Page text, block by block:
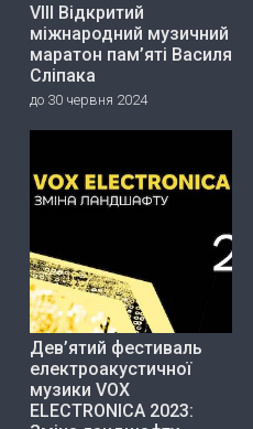
VIII Відкритий
міжнародний музичний
маратон пам’яті Василя
Сліпака
до 30 червня 2024
Дев’ятий фестиваль
електроакустичної
музики VOX
ELECTRONICA 2023: